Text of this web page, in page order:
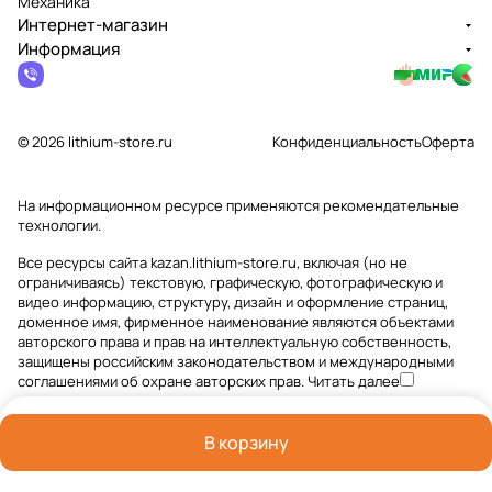
В корзину
Интернет-магазин
Информация
© 2026 lithium-store.ru КонфиденциальностьОферта
На информационном ресурсе применяютсярекомендательные
технологии.
Все ресурсы сайта kazan.lithium-store.ru, включая (но не
ограничиваясь) текстовую, графическую, фотографическую и
видео информацию, структуру, дизайн и оформление страниц,
доменное имя, фирменное наименование являются объектами
авторского права и прав на интеллектуальную собственность,
защищены российским законодательством и международными
соглашениями об охране авторских прав.Читать далее